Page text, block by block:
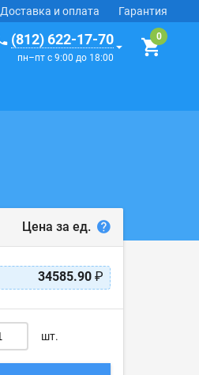
Доставка и оплата Гарантия
(812) 622-17-70
пн–пт с 9:00 до 18:00
Цена за ед.
34585.90 ₽
шт.